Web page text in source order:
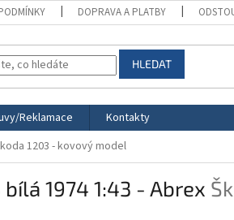
DOPRAVA A PLATBY
HLEDAT
Reklamace
Kontakty
1203 - kovový model
bílá 1974 1:43 - Abrex